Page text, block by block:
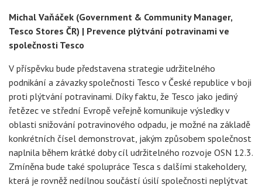
Michal Vaňáček (Government & Community Manager,
Tesco Stores ČR) | Prevence plýtvání potravinami ve
společnosti Tesco
V příspěvku bude představena strategie udržitelného
podnikání a závazky společnosti Tesco v České republice v boji
proti plýtvání potravinami. Díky faktu, že Tesco jako jediný
řetězec ve střední Evropě veřejně komunikuje výsledky v
oblasti snižování potravinového odpadu, je možné na základě
konkrétních čísel demonstrovat, jakým způsobem společnost
naplnila během krátké doby cíl udržitelného rozvoje OSN 12.3.
Zmíněna bude také spolupráce Tesca s dalšími stakeholdery,
která je rovněž nedílnou součástí úsilí společnosti neplýtvat